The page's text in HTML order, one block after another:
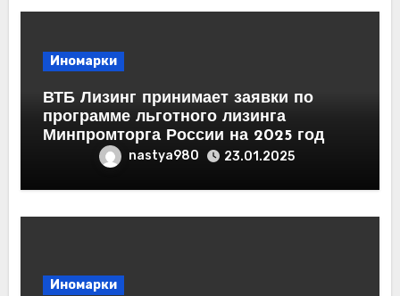
Иномарки
ВТБ Лизинг принимает заявки по
программе льготного лизинга
Минпромторга России на 2025 год
nastya980 23.01.2025
Иномарки